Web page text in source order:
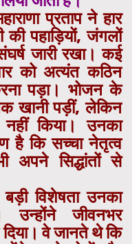
प्रताप ने हार
की पहाड़ियों, जंगलों
जारी रखा। कई
को अत्यंत कठिन
पड़ा। भोजन के
खानी पड़ीं, लेकिन
किया। उनका
है कि सच्चा नेतृत्व
अपने सिद्धांतों से
विशेषता उनका
जीवनभर
दिया। वे जानते थे कि